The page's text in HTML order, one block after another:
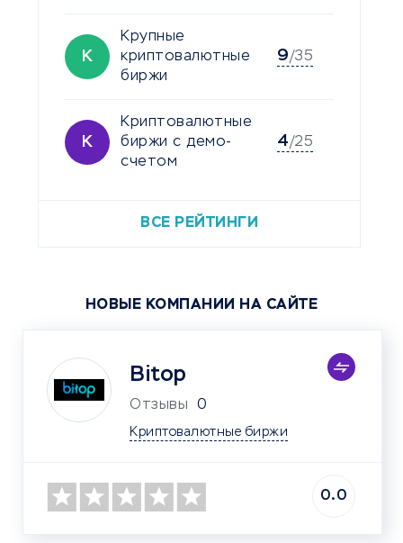
К
Крупные
криптовалютные
биржи
9/35
К
Криптовалютные
биржи с демо-
счетом
4/25
ВСЕ РЕЙТИНГИ
НОВЫЕ КОМПАНИИ НА САЙТЕ
Bitop
Отзывы 0
Криптовалютные биржи
0.0